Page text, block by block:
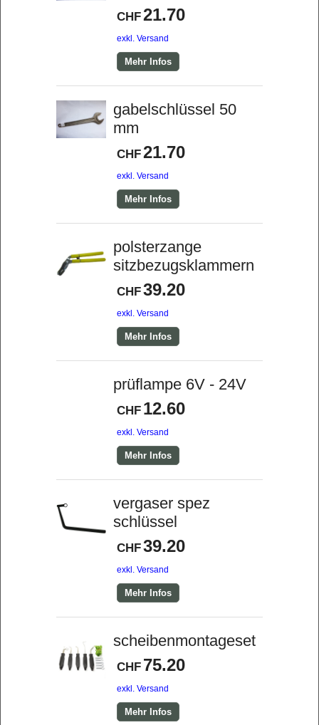
CHF21.70
exkl. Versand
Mehr Infos
gabelschlüssel 50
mm
CHF21.70
exkl. Versand
Mehr Infos
polsterzange
sitzbezugsklammern
CHF39.20
exkl. Versand
Mehr Infos
prüflampe 6V - 24V
CHF 12.60
exkl. Versand
Mehr Infos
vergaser spez
schlüssel
CHF39.20
exkl. Versand
Mehr Infos
scheibenmontageset
CHF 75.20
exkl. Versand
Mehr Infos